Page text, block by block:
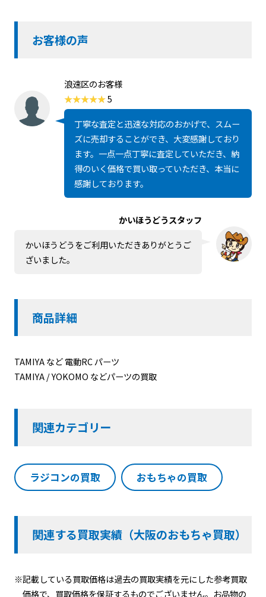
お客様の声
浪速区のお客様
5
丁寧な査定と迅速な対応のおかげで、スムー
ズに売却することができ、大変感謝しており
ます。一点一点丁寧に査定していただき、納
得のいく価格で買い取っていただき、本当に
感謝しております。
かいほうどうスタッフ
かいほうどうをご利用いただきありがとうご
ざいました。
商品詳細
TAMIYA など 電動RC パーツ
TAMIYA / YOKOMO などパーツの買取
関連カテゴリー
ラジコンの買取 おもちゃの買取
関連する買取実績（大阪のおもちゃ買取）
※記載している買取価格は過去の買取実績を元にした参考買取
価格で、買取価格を保証するものでございません。お品物の